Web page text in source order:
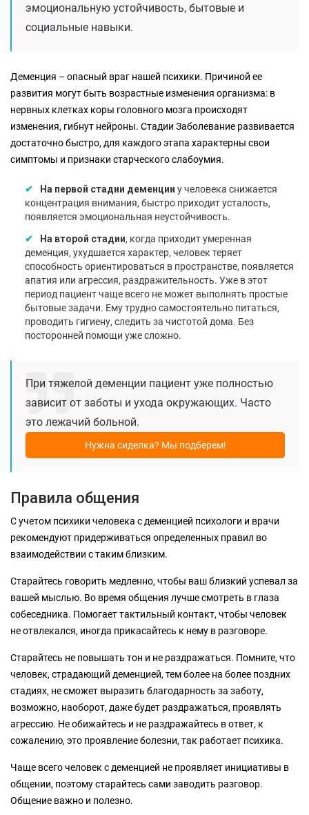
эмоциональную устойчивость, бытовые и
социальные навыки.
Деменция – опасный враг нашей психики. Причиной ее
развития могут быть возрастные изменения организма: в
нервных клетках коры головного мозга происходят
изменения, гибнут нейроны. Стадии Заболевание развивается
достаточно быстро, для каждого этапа характерны свои
симптомы и признаки старческого слабоумия.
На первой стадии деменции у человека снижается
концентрация внимания, быстро приходит усталость,
появляется эмоциональная неустойчивость.
На второй стадии, когда приходит умеренная
деменция, ухудшается характер, человек теряет
способность ориентироваться в пространстве, появляется
апатия или агрессия, раздражительность. Уже в этот
период пациент чаще всего не может выполнять простые
бытовые задачи. Ему трудно самостоятельно питаться,
проводить гигиену, следить за чистотой дома. Без
посторонней помощи уже сложно.
При тяжелой деменции пациент уже полностью
зависит от заботы и ухода окружающих. Часто
это лежачий больной.
Нужна сиделка? Мы подберем!
Правила общения
С учетом психики человека с деменцией психологи и врачи
рекомендуют придерживаться определенных правил во
взаимодействии с таким близким.
Старайтесь говорить медленно, чтобы ваш близкий успевал за
вашей мыслью. Во время общения лучше смотреть в глаза
собеседника. Помогает тактильный контакт, чтобы человек
не отвлекался, иногда прикасайтесь к нему в разговоре.
Старайтесь не повышать тон и не раздражаться. Помните, что
человек, страдающий деменцией, тем более на более поздних
стадиях, не сможет выразить благодарность за заботу,
возможно, наоборот, даже будет раздражаться, проявлять
агрессию. Не обижайтесь и не раздражайтесь в ответ, к
сожалению, это проявление болезни, так работает психика.
Чаще всего человек с деменцией не проявляет инициативы в
общении, поэтому старайтесь сами заводить разговор.
Общение важно и полезно.